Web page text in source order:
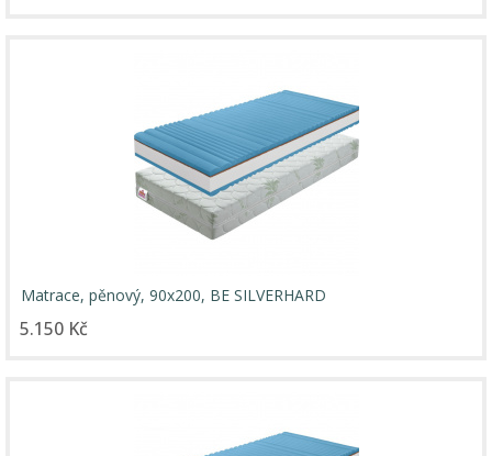
Matrace, pěnový, 90x200, BE SILVERHARD
5.150 Kč